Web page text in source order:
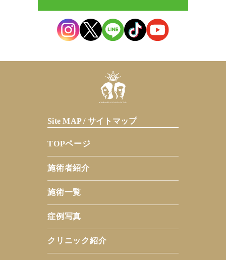
Site MAP / サイトマップ
TOPページ
施術者紹介
施術一覧
症例写真
クリニック紹介